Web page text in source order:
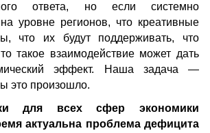
ответа, но если системно
уровне регионов, что креативные
что их будут поддерживать, что
такое взаимодействие может дать
эффект. Наша задача —
это произошло.
для всех сфер экономики
актуальна проблема дефицита